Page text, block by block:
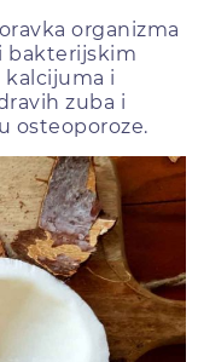
organizma
bakterijskim
i
zuba i
osteoporoze.